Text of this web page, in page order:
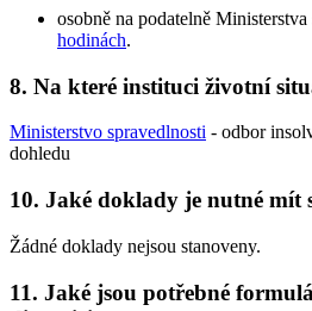
osobně na podatelně
hodinách.
8. Na které instituci životní
Ministerstvo spravedlnosti - odbor
dohledu
10. Jaké doklady je nutné mít
Žádné doklady nejsou stanoveny.
11. Jaké jsou potřebné